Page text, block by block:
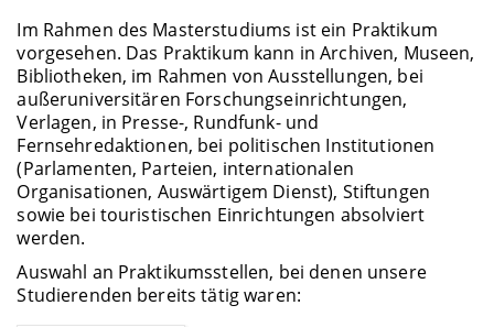
Im Rahmen des Masterstudiums ist ein Praktikum
vorgesehen. Das Praktikum kann in Archiven, Museen,
Bibliotheken, im Rahmen von Ausstellungen, bei
außeruniversitären Forschungseinrichtungen,
Verlagen, in Presse-, Rundfunk- und
Fernsehredaktionen, bei politischen Institutionen
(Parlamenten, Parteien, inter­nationalen
Organisationen, Auswärtigem Dienst), Stiftungen
sowie bei touristischen Einrichtungen absolviert
werden.
Auswahl an Praktikumsstellen, bei denen unsere
Studierenden bereits tätig waren: